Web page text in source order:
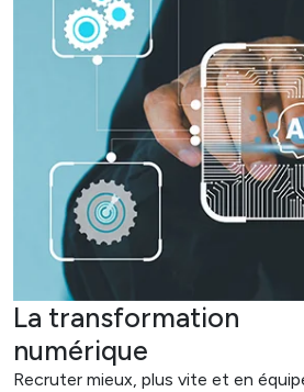
La transformation
numérique
Recruter mieux, plus vite et en